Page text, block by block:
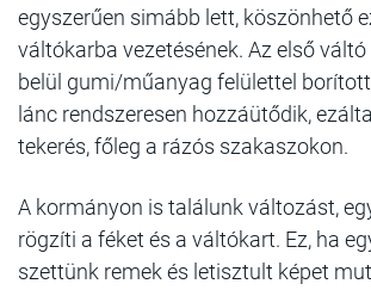
egyszerűen simább lett, köszönhető
váltókarba vezetésének. Az első
belül gumi/műanyag felülettel
lánc rendszeresen hozzáütődik,
tekerés, főleg a rázós szakaszokon.
A kormányon is találunk változást,
rögzíti a féket és a váltókart. Ez, ha
szettünk remek és letisztult képet